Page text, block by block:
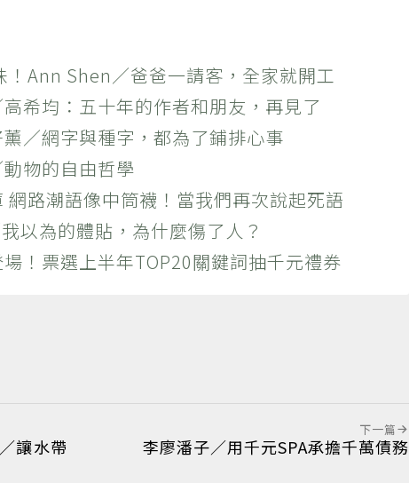
Ann Shen／爸爸一請客，全家就開工
希均：五十年的作者和朋友，再見了
／網字與種字，都為了鋪排心事
物的自由哲學
路潮語像中筒襪！當我們再次說起死語
為的體貼，為什麼傷了人？
！票選上半年TOP20關鍵詞抽千元禮券
讓水帶
下一篇
李廖潘子／用千元SPA承擔千萬債務